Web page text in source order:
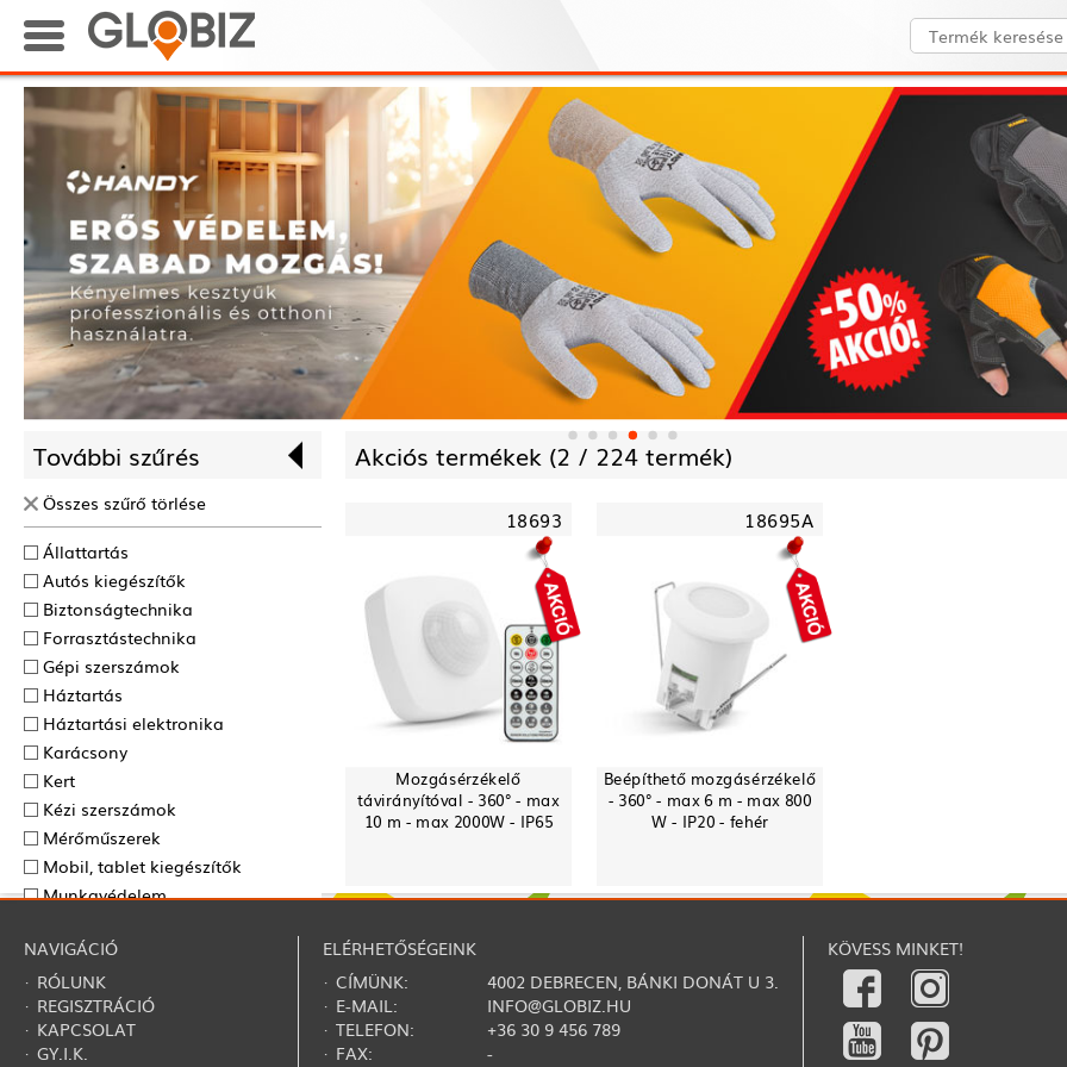
További szűrés
Összes szűrő törlése
Állattartás
Autós kiegészítők
Biztonságtechnika
Forrasztás­technika
Gépi szerszámok
Háztartás
Háztartási elektronika
Karácsony
Kert
Kézi szerszámok
Mérőműszerek
Mobil, tablet kiegészítők
Munkavédelem
Ősz
Otthoni hangtechnika
Otthon világítástechnika
Ragasztás­technika
Akciós termékek (2 / 224 termék)
18693
Mozgásérzékelő
távirányítóval - 360° - max
10 m - max 2000W - IP65
18695A
Beépíthető mozgásérzékelő
- 360° - max 6 m - max 800
W - IP20 - fehér
NAVIGÁCIÓ
· RÓLUNK
· REGISZTRÁCIÓ
· KAPCSOLAT
· GY.I.K.
ELÉRHETŐSÉGEINK
· CÍMÜNK:
4002 DEBRECEN, BÁNKI DONÁT U 3.
· E-MAIL:
INFO@GLOBIZ.HU
· TELEFON:
+36 30 9 456 789
· FAX:
-
KÖVESS MINKET!